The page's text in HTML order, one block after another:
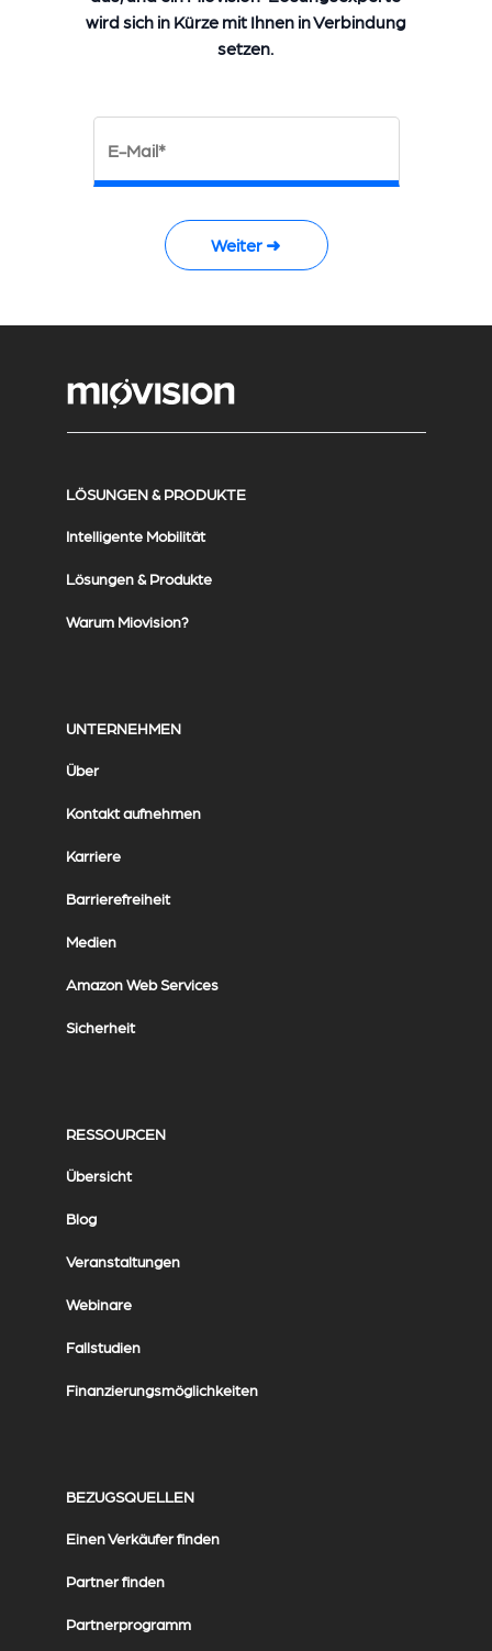
wird sich in Kürze mit Ihnen in Verbindung
setzen.
E-Mail*
Weiter ➜
LÖSUNGEN & PRODUKTE
Intelligente Mobilität
Lösungen & Produkte
Warum Miovision?
UNTERNEHMEN
Über
Kontakt aufnehmen
Karriere
Barrierefreiheit
Medien
Amazon Web Services
Sicherheit
RESSOURCEN
Übersicht
Blog
Veranstaltungen
Webinare
Fallstudien
Finanzierungsmöglichkeiten
BEZUGSQUELLEN
Einen Verkäufer finden
Partner finden
Partnerprogramm